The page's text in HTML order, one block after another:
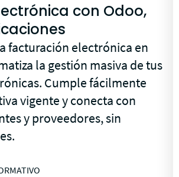
con Odoo,
facturación electrónica en
la gestión masiva de tus
Cumple fácilmente
vigente y conecta con
y proveedores, sin